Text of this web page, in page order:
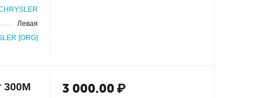
Левая
[ORG]
3 000.00 ₽